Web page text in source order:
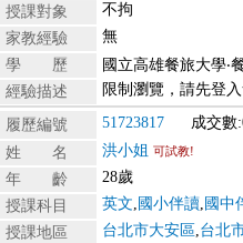
授課對象
不拘
家教經驗
無
學 歷
國立高雄餐旅大學‧
經驗描述
限制瀏覽，請先登
履歷編號 51723817
成交數
姓 名
洪小姐 可試教!
年 齡
28歲
授課科目
英文, 國小伴讀, 國中
授課地區
台北市大安區,台北